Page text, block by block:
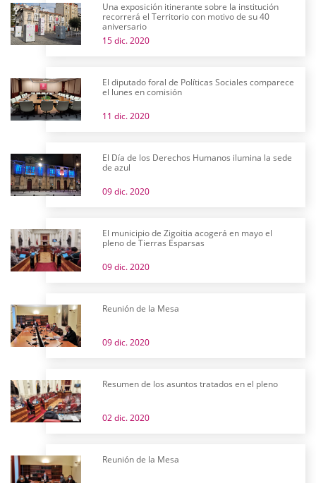
Una exposición itinerante sobre la institución
recorrerá el Territorio con motivo de su 40
aniversario
15 dic. 2020
El diputado foral de Políticas Sociales comparece
el lunes en comisión
11 dic. 2020
El Día de los Derechos Humanos ilumina la sede
de azul
09 dic. 2020
El municipio de Zigoitia acogerá en mayo el
pleno de Tierras Esparsas
09 dic. 2020
Reunión de la Mesa
09 dic. 2020
Resumen de los asuntos tratados en el pleno
02 dic. 2020
Reunión de la Mesa